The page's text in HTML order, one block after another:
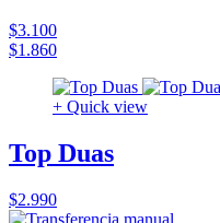
$3.100
$1.860
+ Quick view
Top Duas
$2.990